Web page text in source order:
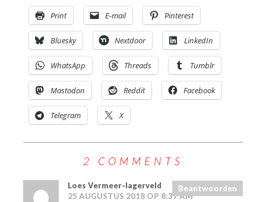
Print E-mail Pinterest
Bluesky Nextdoor LinkedIn
WhatsApp Threads Tumblr
Mastodon Reddit Facebook
Telegram X
2 COMMENTS
Loes Vermeer-lagerveld
25 AUGUSTUS 2018 OP 8:37 AM
Beantwoorden